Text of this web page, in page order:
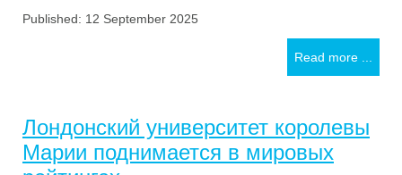
Published: 12 September 2025
Read more ...
Лондонский университет королевы
Марии поднимается в мировых